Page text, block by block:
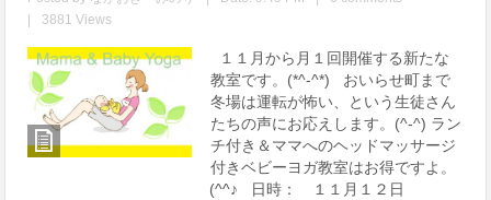
3881 Views
１１月から月１回開催する新たな
教室です。(*^-^*) おいらせ町まで
冬場は運転が怖い、という生徒さん
たちの声にお応えします。(^-^) ラン
チ付き＆ママへのヘッドマッサージ
付きベビーヨガ教室はお得ですよ。
(^^♪ 日時： １１月１２日